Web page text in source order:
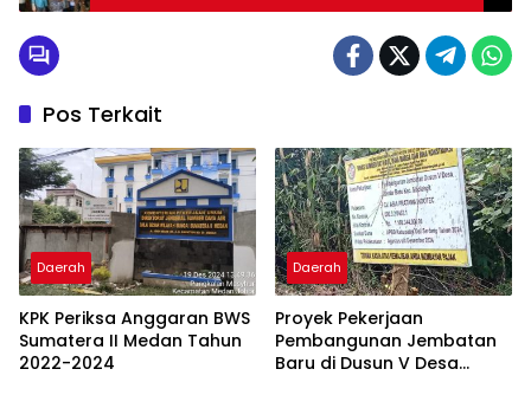
Pos Terkait
Daerah
KPK Periksa Anggaran BWS
Sumatera II Medan Tahun
2022-2024
Daerah
Proyek Pekerjaan
Pembangunan Jembatan
Baru di Dusun V Desa